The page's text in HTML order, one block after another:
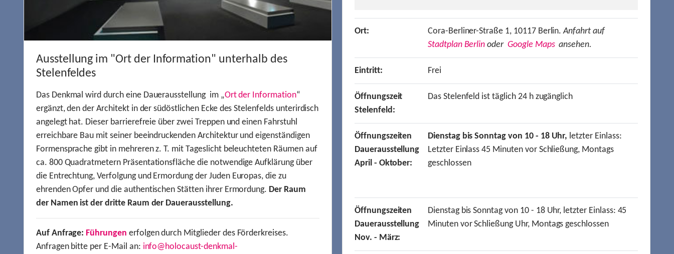
Ausstellung im "Ort der Information" unterhalb des
Stelenfeldes
Das Denkmal wird durch eine Dauerausstellung im „Ort der Information“
ergänzt, den der Architekt in der südöstlichen Ecke des Stelenfelds unterirdisch
angelegt hat. Dieser barrierefreie über zwei Treppen und einen Fahrstuhl
erreichbare Bau mit seiner beeindruckenden Architektur und eigenständigen
Formensprache gibt in mehreren z. T. mit Tageslicht beleuchteten Räumen auf
ca. 800 Quadratmetern Präsentationsfläche die notwendige Aufklärung über
die Entrechtung, Verfolgung und Ermordung der Juden Europas, die zu
ehrenden Opfer und die authentischen Stätten ihrer Ermordung. Der Raum
der Namen ist der dritte Raum der Dauerausstellung.
Auf Anfrage: Führungen erfolgen durch Mitglieder des Förderkreises.
Anfragen bitte per E-Mail an: info@holocaust-denkmal-
Ort: Cora-Berliner-Straße 1, 10117 Berlin.Anfahrt auf
Stadtplan Berlin oder Google Mapsansehen.
Eintritt: Frei
Öffnungszeit
Stelenfeld:
Das Stelenfeld ist täglich 24 h zugänglich
Öffnungszeiten
Dauerausstellung
April - Oktober:
Dienstag bis Sonntag von 10 - 18 Uhr, letzter Einlass:
Letzter Einlass 45 Minuten vor Schließung, Montags
geschlossen
Öffnungszeiten
Dauerausstellung
Nov. - März:
Dienstag bis Sonntag von 10 - 18 Uhr, letzter Einlass: 45
Minuten vor Schließung Uhr, Montags geschlossen